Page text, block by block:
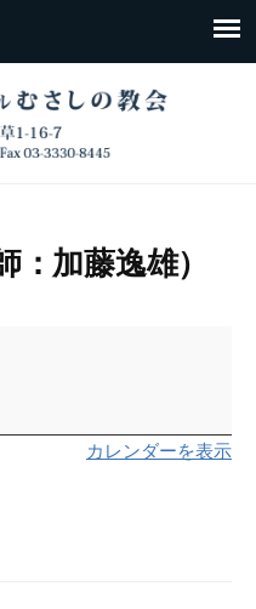
加藤逸雄）
カレンダーを表示